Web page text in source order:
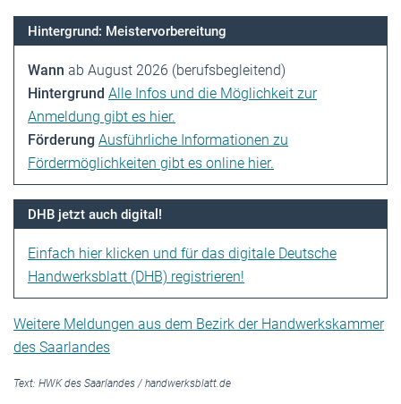
Hintergrund: Meistervorbereitung
Wann ab August 2026 (berufsbegleitend)
Hintergrund Alle Infos und die Möglichkeit zur
Anmeldung gibt es hier.
Förderung Ausführliche Informationen zu
Fördermöglichkeiten gibt es online hier.
DHB jetzt auch digital!
Einfach hier klicken und für das digitale Deutsche
Handwerksblatt (DHB) registrieren!
Weitere Meldungen aus dem Bezirk der Handwerkskammer
des Saarlandes
Text: HWK des Saarlandes / handwerksblatt.de